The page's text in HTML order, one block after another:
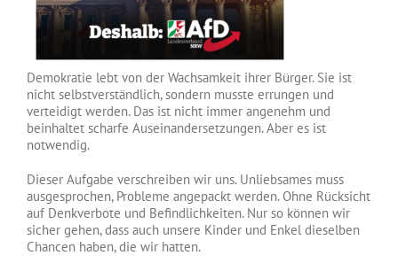
Demokratie lebt von der Wachsamkeit ihrer Bürger. Sie ist
nicht selbstverständlich, sondern musste errungen und
verteidigt werden. Das ist nicht immer angenehm und
beinhaltet scharfe Auseinandersetzungen. Aber es ist
notwendig.
Dieser Aufgabe verschreiben wir uns. Unliebsames muss
ausgesprochen, Probleme angepackt werden. Ohne Rücksicht
auf Denkverbote und Befindlichkeiten. Nur so können wir
sicher gehen, dass auch unsere Kinder und Enkel dieselben
Chancen haben, die wir hatten.